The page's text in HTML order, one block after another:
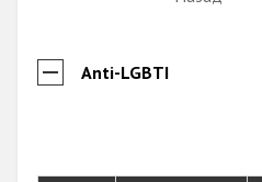
Anti-LGBTI